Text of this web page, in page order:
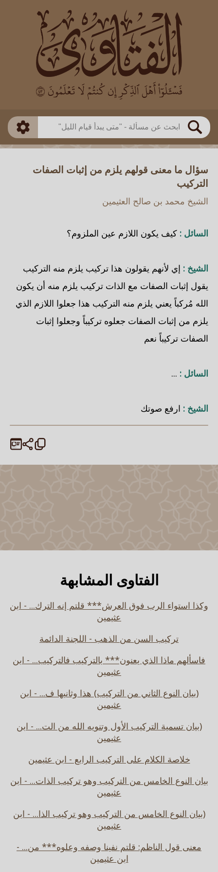
بحث
العالم
بن باز
بن العثيمين
اللجنة الدائمة
طريقة البحث
ذكي
سؤال ما معنى قولهم يلزم من إثبات الصفات
التركيب
الشيخ محمد بن صالح العثيمين
السائل : كيف يكون اللازم عين الملزوم؟
الشيخ : إي لأنهم يقولون هذا تركيب يلزم منه التركيب
يقول إثبات الصفات مع الذات تركيب يلزم منه أن يكون
الله مُركباً يعني يلزم منه التركيب هذا جعلوا اللازم الذي
يلزم من إثبات الصفات جعلوه تركيباً وجعلوا إثبات
الصفات تركيباً نعم
السائل : ...
الشيخ : ارفع صوتك
الفتاوى المشابهة
وكذا استواء الرب فوق العرش*** قلتم إنه الترك... - ابن
عثيمين
تركيب السن من الذهب - اللجنة الدائمة
فاسألهم ماذا الذي يعنون*** بالتركيب فالتركيب... - ابن
عثيمين
(بيان النوع الثاني من التركيب) هذا وثانيها ف... - ابن
عثيمين
(بيان تسمية التركيب الأول وتنويه الله من الت... - ابن
عثيمين
خلاصة الكلام على التركيب الرابع - ابن عثيمين
بيان النوع الخامس من التركيب وهو تركيب الذات... - ابن
عثيمين
(بيان النوع الخامس من التركيب وهو تركيب الذا... - ابن
عثيمين
معنى قول الناظم: قلتم نفينا وصفه وعلوه*** من... -
ابن عثيمين